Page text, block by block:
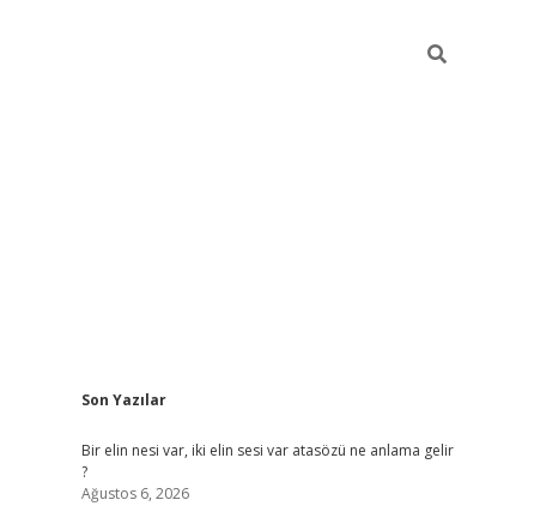
Sidebar
Son Yazılar
Bir elin nesi var, iki elin sesi var atasözü ne anlama gelir
?
Ağustos 6, 2026